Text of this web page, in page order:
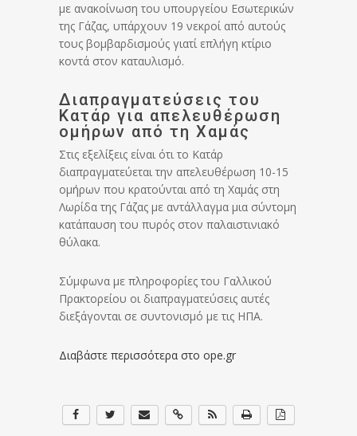
με ανακοίνωση του υπουργείου Εσωτερικών
της Γάζας, υπάρχουν 19 νεκροί από αυτούς
τους βομβαρδισμούς γιατί επλήγη κτίριο
κοντά στον καταυλισμό.
Διαπραγματεύσεις του
Κατάρ για απελευθέρωση
ομήρων από τη Χαμάς
Στις εξελίξεις είναι ότι το Κατάρ
διαπραγματεύεται την απελευθέρωση 10-15
ομήρων που κρατούνται από τη Χαμάς στη
Λωρίδα της Γάζας με αντάλλαγμα μια σύντομη
κατάπαυση του πυρός στον παλαιστινιακό
θύλακα.
Σύμφωνα με πληροφορίες του Γαλλικού
Πρακτορείου οι διαπραγματεύσεις αυτές
διεξάγονται σε συντονισμό με τις ΗΠΑ.
Διαβάστε περισσότερα στο ope.gr